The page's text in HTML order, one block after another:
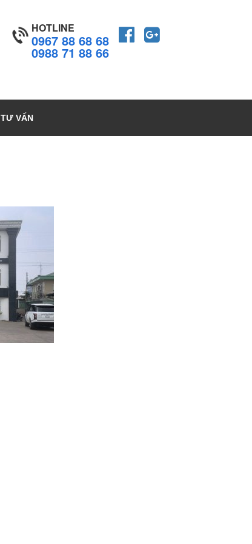
HOTLINE
0967 88 68 68
0988 71 88 66
TƯ VẤN